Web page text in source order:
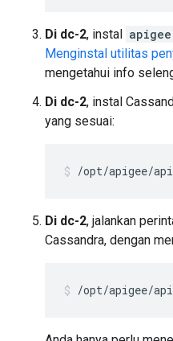
Di dc-2, instal
Menginstal utilitas
mengetahui info
Di dc-2, instal
yang sesuai:
/opt/apigee/
Di dc-2, jalankan
Cassandra, dengan
/opt/apigee/